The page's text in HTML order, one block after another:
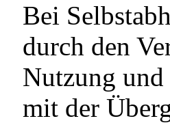
Bei
durch den
Nutzung und
mit der